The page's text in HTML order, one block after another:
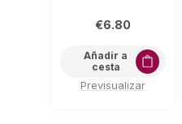
Añadir a
cesta
Previsualizar
€6.80